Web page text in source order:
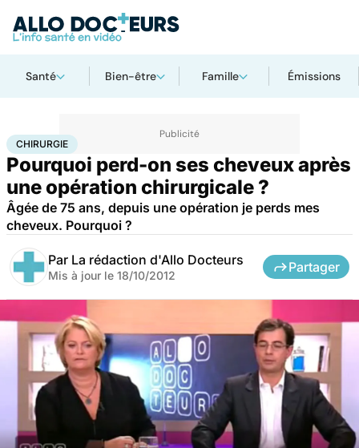
Santé Bien-être Famille Émissions
AccueilSanté Maladies
CHIRURGIE
Pourquoi perd-on ses cheveux après
une opération chirurgicale ?
Âgée de 75 ans, depuis une opération je perds mes
cheveux. Pourquoi ?
Par La rédaction d'Allo Docteurs
Mis à jour le 18/10/2012
Partager